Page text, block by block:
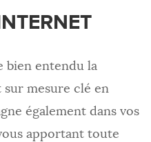
bien entendu la
mesure clé en
également dans vos
apportant toute